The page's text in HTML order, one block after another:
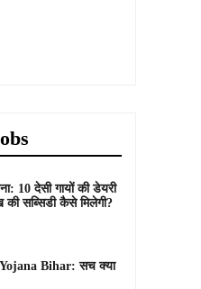
10 देसी गायों की डेयरी
सब्सिडी कैसे मिलेगी?
Bihar: सच क्या